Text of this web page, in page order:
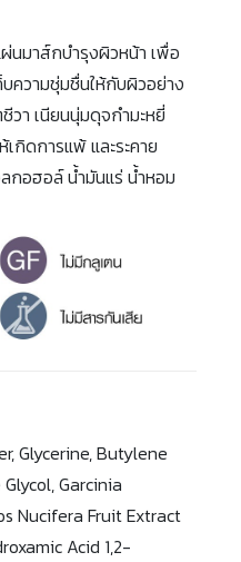
นมาส์กบำรุงผิวหน้า เพื่อ
ความชุ่มชื่นให้กับผิวอย่าง
วา เนียนนุ่มดุจกำมะหยี่
กิดการแพ้ และระคาย
กอฮอล์ น้ำมันแร่ น้ำหอม
Glycerine, Butylene
Garcinia
Nucifera Fruit Extract
Acid 1,2-